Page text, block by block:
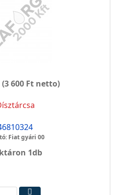
(3 600 Ft netto)
Fiat gyári 00
1db